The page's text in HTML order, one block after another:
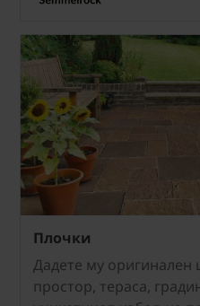
Плочки
Дадете му
простор, тераса,